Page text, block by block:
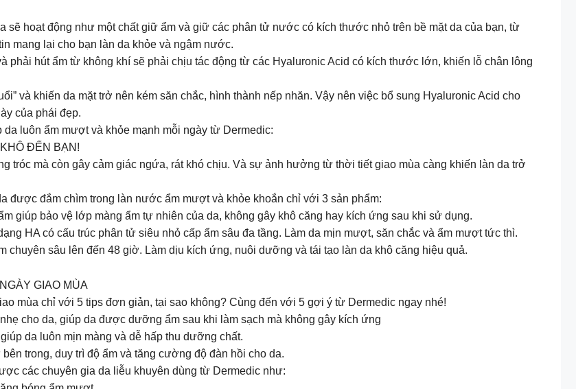
sẽ hoạt động như một chất giữ ẩm và giữ các phân tử nước có kích thước nhỏ trên bề mặt da của bạn, từ
mang lại cho bạn làn da khỏe và ngậm nước.
hút ẩm từ không khí sẽ phải chịu tác động từ các Hyaluronic Acid có kích thước lớn, khiến lỗ chân lông
và khiến da mặt trở nên kém săn chắc, hình thành nếp nhăn. Vậy nên việc bổ sung Hyaluronic Acid cho
của phái đẹp.
luôn ẩm mượt và khỏe mạnh mỗi ngày từ Dermedic:
ĐẾN BẠN!
tróc mà còn gây cảm giác ngứa, rát khó chịu. Và sự ảnh hưởng từ thời tiết giao mùa càng khiến làn da trở
được đắm chìm trong làn nước ẩm mượt và khỏe khoắn chỉ với 3 sản phẩm:
ẩm giúp bảo vệ lớp màng ẩm tự nhiên của da, không gây khô căng hay kích ứng sau khi sử dụng.
HA có cấu trúc phân tử siêu nhỏ cấp ẩm sâu đa tầng. Làm da mịn mượt, săn chắc và ẩm mượt tức thì.
chuyên sâu lên đến 48 giờ. Làm dịu kích ứng, nuôi dưỡng và tái tạo làn da khô căng hiệu quả.
GIAO MÙA
mùa chỉ với 5 tips đơn giản, tại sao không? Cùng đến với 5 gợi ý từ Dermedic ngay nhé!
cho da, giúp da được dưỡng ẩm sau khi làm sạch mà không gây kích ứng
da luôn mịn màng và dễ hấp thu dưỡng chất.
trong, duy trì độ ẩm và tăng cường độ đàn hồi cho da.
các chuyên gia da liễu khuyên dùng từ Dermedic như: